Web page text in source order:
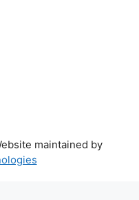
maintained by